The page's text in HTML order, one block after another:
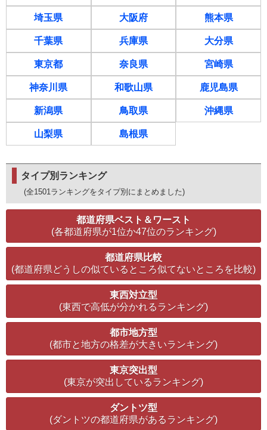
埼玉県
千葉県
東京都
神奈川県
新潟県
山梨県
大阪府
兵庫県
奈良県
和歌山県
鳥取県
島根県
熊本県
大分県
宮崎県
鹿児島県
沖縄県
タイプ別ランキング
(全1501ランキングをタイプ別にまとめました)
都道府県ベスト＆ワースト
(各都道府県が1位か47位のランキング)
都道府県比較
(都道府県どうしの似ているところ似てないところを比較)
東西対立型
(東西で高低が分かれるランキング)
都市地方型
(都市と地方の格差が大きいランキング)
東京突出型
(東京が突出しているランキング)
ダントツ型
(ダントツの都道府県があるランキング)